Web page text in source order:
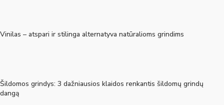
Vinilas – atspari ir stilinga alternatyva natūralioms grindims
Šildomos grindys: 3 dažniausios klaidos renkantis šildomų grindų
dangą